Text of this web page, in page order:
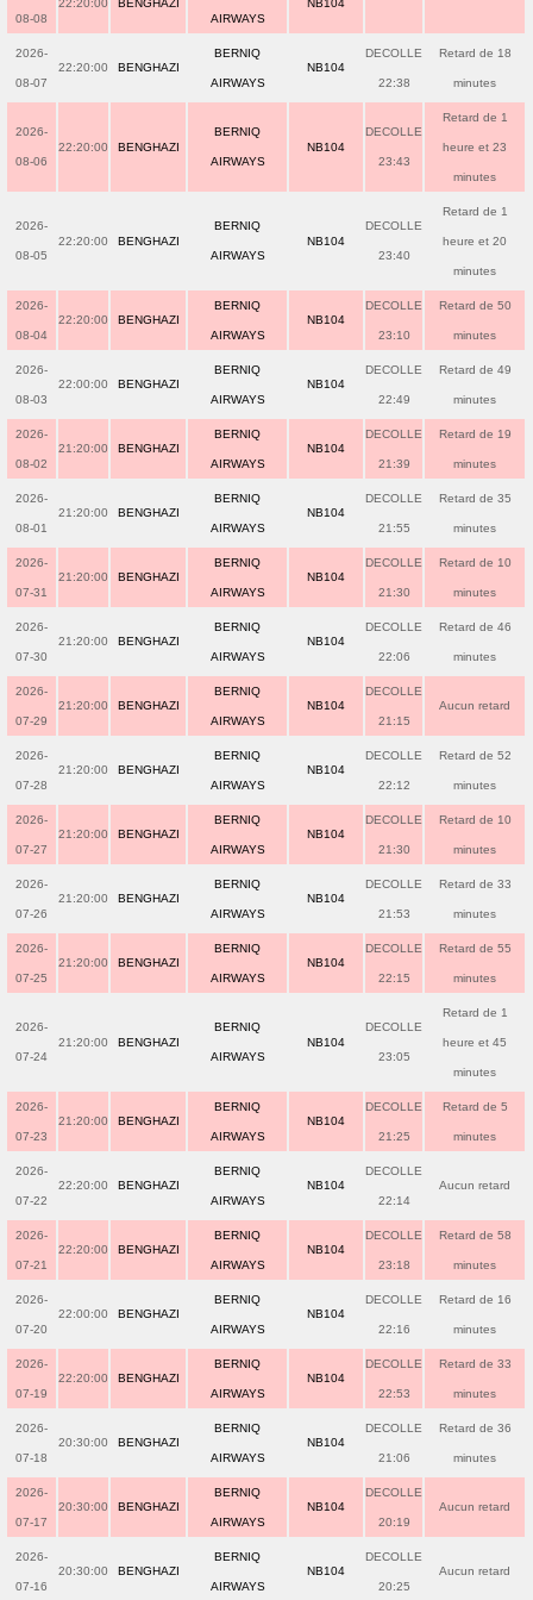
08-08
22:20:00
BENGHAZI
AIRWAYS
NB104
2026-
08-07
22:20:00 BENGHAZI
BERNIQ
AIRWAYS
NB104
DECOLLE
22:38
Retard de 18
minutes
2026-
08-06
22:20:00 BENGHAZI
BERNIQ
AIRWAYS
NB104
DECOLLE
23:43
Retard de 1
heure et 23
minutes
2026-
08-05
22:20:00 BENGHAZI
BERNIQ
AIRWAYS
NB104
DECOLLE
23:40
Retard de 1
heure et 20
minutes
2026-
08-04
22:20:00 BENGHAZI
BERNIQ
AIRWAYS
NB104
DECOLLE
23:10
Retard de 50
minutes
2026-
08-03
22:00:00 BENGHAZI
BERNIQ
AIRWAYS
NB104
DECOLLE
22:49
Retard de 49
minutes
2026-
08-02
21:20:00 BENGHAZI
BERNIQ
AIRWAYS
NB104
DECOLLE
21:39
Retard de 19
minutes
2026-
08-01
21:20:00 BENGHAZI
BERNIQ
AIRWAYS
NB104
DECOLLE
21:55
Retard de 35
minutes
2026-
07-31
21:20:00 BENGHAZI
BERNIQ
AIRWAYS
NB104
DECOLLE
21:30
Retard de 10
minutes
2026-
07-30
21:20:00 BENGHAZI
BERNIQ
AIRWAYS
NB104
DECOLLE
22:06
Retard de 46
minutes
2026-
07-29
21:20:00 BENGHAZI
BERNIQ
AIRWAYS
NB104
DECOLLE
21:15
Aucun retard
2026-
07-28
21:20:00 BENGHAZI
BERNIQ
AIRWAYS
NB104
DECOLLE
22:12
Retard de 52
minutes
2026-
07-27
21:20:00 BENGHAZI
BERNIQ
AIRWAYS
NB104
DECOLLE
21:30
Retard de 10
minutes
2026-
07-26
21:20:00 BENGHAZI
BERNIQ
AIRWAYS
NB104
DECOLLE
21:53
Retard de 33
minutes
2026-
07-25
21:20:00 BENGHAZI
BERNIQ
AIRWAYS
NB104
DECOLLE
22:15
Retard de 55
minutes
2026-
07-24
21:20:00 BENGHAZI
BERNIQ
AIRWAYS
NB104
DECOLLE
23:05
Retard de 1
heure et 45
minutes
2026-
07-23
21:20:00 BENGHAZI
BERNIQ
AIRWAYS
NB104
DECOLLE
21:25
Retard de 5
minutes
2026-
07-22
22:20:00 BENGHAZI
BERNIQ
AIRWAYS
NB104
DECOLLE
22:14
Aucun retard
2026-
07-21
22:20:00 BENGHAZI
BERNIQ
AIRWAYS
NB104
DECOLLE
23:18
Retard de 58
minutes
2026-
07-20
22:00:00 BENGHAZI
BERNIQ
AIRWAYS
NB104
DECOLLE
22:16
Retard de 16
minutes
2026-
07-19
22:20:00 BENGHAZI
BERNIQ
AIRWAYS
NB104
DECOLLE
22:53
Retard de 33
minutes
2026-
07-18
20:30:00 BENGHAZI
BERNIQ
AIRWAYS
NB104
DECOLLE
21:06
Retard de 36
minutes
2026-
07-17
20:30:00 BENGHAZI
BERNIQ
AIRWAYS
NB104
DECOLLE
20:19
Aucun retard
2026-
07-16
20:30:00 BENGHAZI
BERNIQ
AIRWAYS
NB104
DECOLLE
20:25
Aucun retard